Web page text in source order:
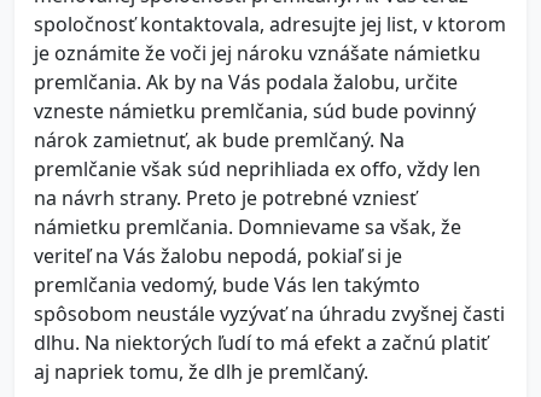
spoločnosť kontaktovala, adresujte jej list, v ktorom
je oznámite že voči jej nároku vznášate námietku
premlčania. Ak by na Vás podala žalobu, určite
vzneste námietku premlčania, súd bude povinný
nárok zamietnuť, ak bude premlčaný. Na
premlčanie však súd neprihliada ex offo, vždy len
na návrh strany. Preto je potrebné vzniesť
námietku premlčania. Domnievame sa však, že
veriteľ na Vás žalobu nepodá, pokiaľ si je
premlčania vedomý, bude Vás len takýmto
spôsobom neustále vyzývať na úhradu zvyšnej časti
dlhu. Na niektorých ľudí to má efekt a začnú platiť
aj napriek tomu, že dlh je premlčaný.